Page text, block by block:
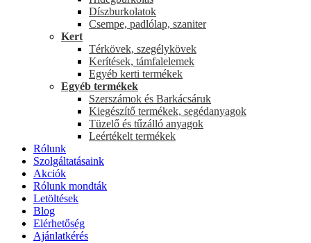
Díszburkolatok
Csempe, padlólap, szaniter
Kert
Térkövek, szegélykövek
Kerítések, támfalelemek
Egyéb kerti termékek
Egyéb termékek
Szerszámok és Barkácsáruk
Kiegészítő termékek, segédanyagok
Tüzelő és tűzálló anyagok
Leértékelt termékek
Rólunk
Szolgáltatásaink
Akciók
Rólunk mondták
Letöltések
Blog
Elérhetőség
Ajánlatkérés